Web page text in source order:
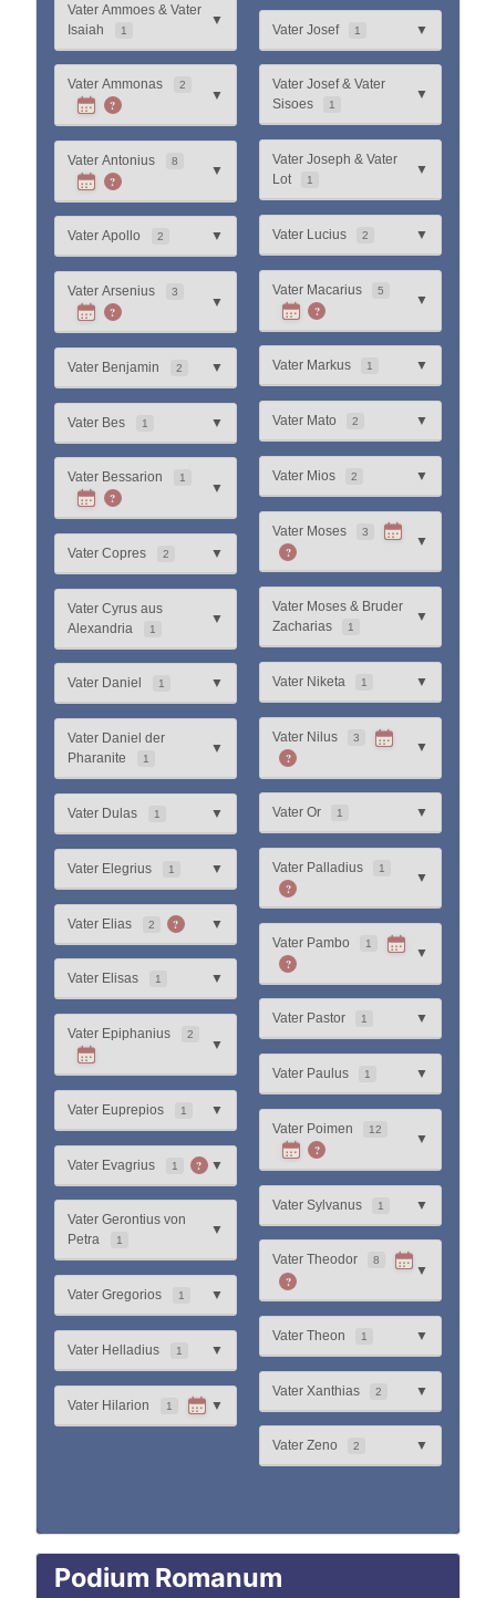
Vater Ammoes & Vater
Isaiah
1
▼
Vater Ammonas 2
?
▼
Vater Antonius 8
?
▼
Vater Apollo 2 ▼
Vater Arsenius 3
?
▼
Vater Benjamin 2 ▼
Vater Bes 1 ▼
Vater Bessarion 1
?
▼
Vater Copres 2 ▼
Vater Cyrus aus
Alexandria
1
▼
Vater Daniel 1 ▼
Vater Daniel der
Pharanite
1
▼
Vater Dulas 1 ▼
Vater Elegrius 1 ▼
Vater Elias 2 ? ▼
Vater Elisas 1 ▼
Vater Epiphanius 2
▼
Vater Euprepios 1 ▼
Vater Evagrius 1 ? ▼
Vater Gerontius von
Petra
1
▼
Vater Gregorios 1 ▼
Vater Helladius 1 ▼
Vater Hilarion 1 ▼
Vater Josef 1 ▼
Vater Josef & Vater
Sisoes
1
▼
Vater Joseph & Vater
Lot
1
▼
Vater Lucius 2 ▼
Vater Macarius 5
?
▼
Vater Markus 1 ▼
Vater Mato 2 ▼
Vater Mios 2 ▼
Vater Moses 3
?
▼
Vater Moses & Bruder
Zacharias
1
▼
Vater Niketa 1 ▼
Vater Nilus 3
?
▼
Vater Or 1 ▼
Vater Palladius 1
?
▼
Vater Pambo 1
?
▼
Vater Pastor 1 ▼
Vater Paulus 1 ▼
Vater Poimen 12
?
▼
Vater Sylvanus 1 ▼
Vater Theodor 8
?
▼
Vater Theon 1 ▼
Vater Xanthias 2 ▼
Vater Zeno 2 ▼
Podium Romanum